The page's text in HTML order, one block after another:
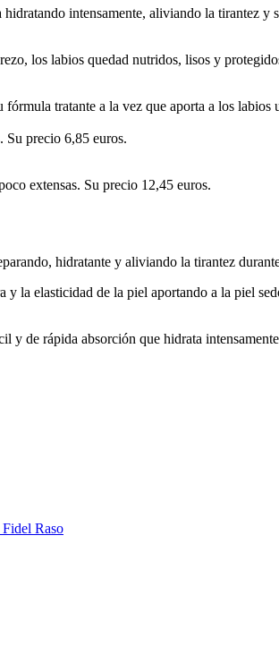
intensamente, aliviando la tirantez y
los labios quedad nutridos, lisos y
tratante a la vez que aporta a los
Su precio 6,85 euros.
extensas. Su precio 12,45 euros.
hidratante y aliviando la tirantez
la elasticidad de la piel aportando a la piel
de rápida absorción que hidrata
Raso